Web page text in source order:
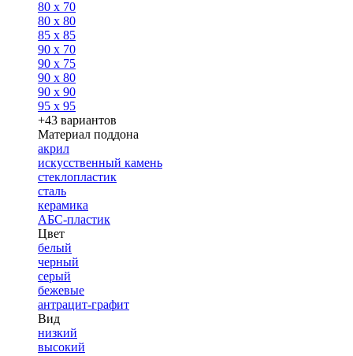
80 x 70
80 x 80
85 x 85
90 x 70
90 x 75
90 x 80
90 x 90
95 x 95
+43 вариантов
Материал поддона
акрил
искусственный камень
стеклопластик
сталь
керамика
АБС-пластик
Цвет
белый
черный
серый
бежевые
антрацит-графит
Вид
низкий
высокий